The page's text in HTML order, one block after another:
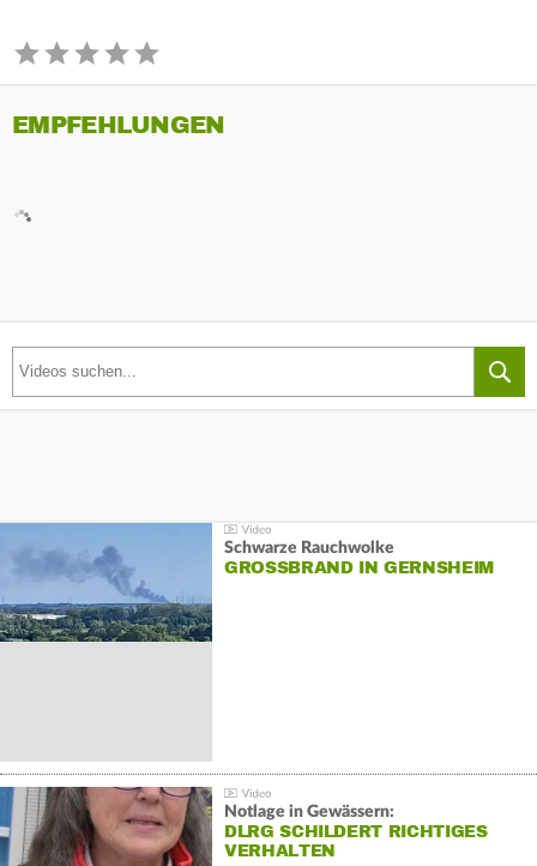
EMPFEHLUNGEN
Schwarze Rauchwolke
GROSSBRAND IN GERNSHEIM
Notlage in Gewässern:
DLRG SCHILDERT RICHTIGES
VERHALTEN